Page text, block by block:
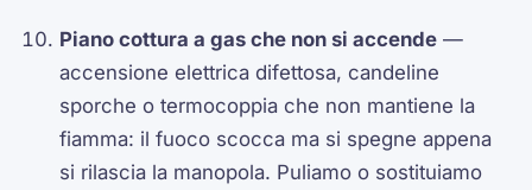
Piano cottura a gas che non si accende —
accensione elettrica difettosa, candeline
sporche o termocoppia che non mantiene la
fiamma: il fuoco scocca ma si spegne appena
si rilascia la manopola. Puliamo o sostituiamo